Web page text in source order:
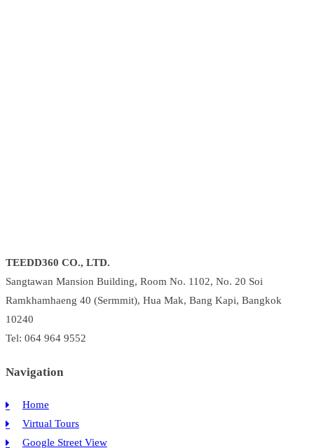
TEEDD360 CO., LTD.
Sangtawan Mansion Building, Room No. 1102, No. 20 Soi
Ramkhamhaeng 40 (Sermmit), Hua Mak, Bang Kapi, Bangkok
10240
Tel: 064 964 9552
Navigation
Home
Virtual Tours
Google Street View